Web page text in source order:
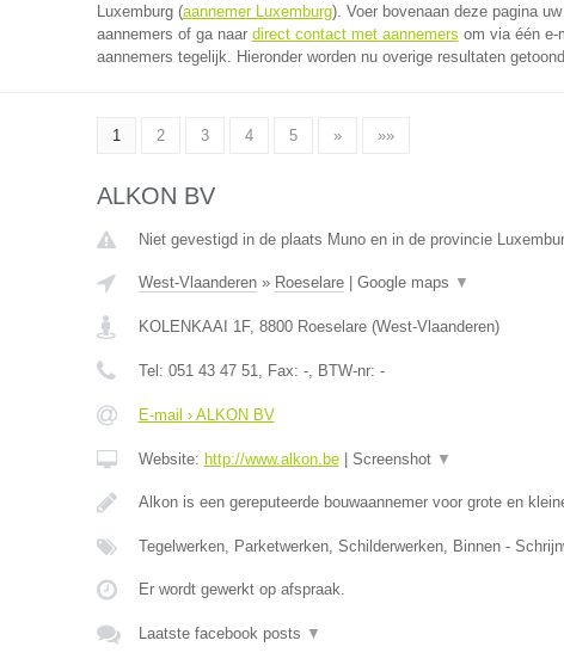
Luxemburg (aannemer Luxemburg). Voer bovenaan deze pagina
aannemers of ga naar direct contact met aannemers om via één e-
aannemers tegelijk. Hieronder worden nu overige resultaten
1 2 3 4 5 » »»
ALKON BV
Niet gevestigd in de plaats Muno en in de provincie
West-Vlaanderen» Roeselare| Google maps ▼
KOLENKAAI 1F, 8800 Roeselare(West-Vlaanderen)
Tel: 051 43 47 51, Fax: -, BTW-nr: -
E-mail › ALKON BV
Website: http://www.alkon.be| Screenshot ▼
Alkon is een gereputeerde bouwaannemer voor grote en
Tegelwerken, Parketwerken, Schilderwerken, Binnen -
Er wordt gewerkt op afspraak.
Laatste facebook posts ▼